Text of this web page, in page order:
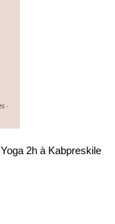
Yoga 2h à Kabpreskile